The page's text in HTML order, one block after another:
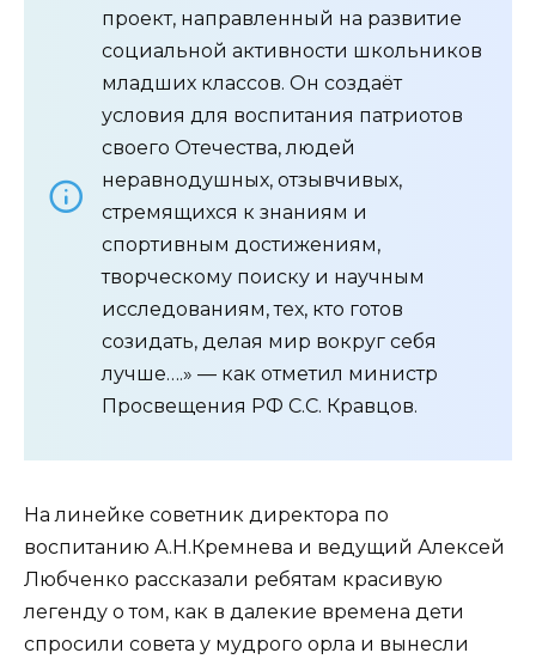
проект, направленный на развитие
социальной активности школьников
младших классов. Он создаёт
условия для воспитания патриотов
своего Отечества, людей
неравнодушных, отзывчивых,
стремящихся к знаниям и
спортивным достижениям,
творческому поиску и научным
исследованиям, тех, кто готов
созидать, делая мир вокруг себя
лучше….» — как отметил министр
Просвещения РФ С.С. Кравцов.
На линейке советник директора по
воспитанию А.Н.Кремнева и ведущий Алексей
Любченко рассказали ребятам красивую
легенду о том, как в далекие времена дети
спросили совета у мудрого орла и вынесли